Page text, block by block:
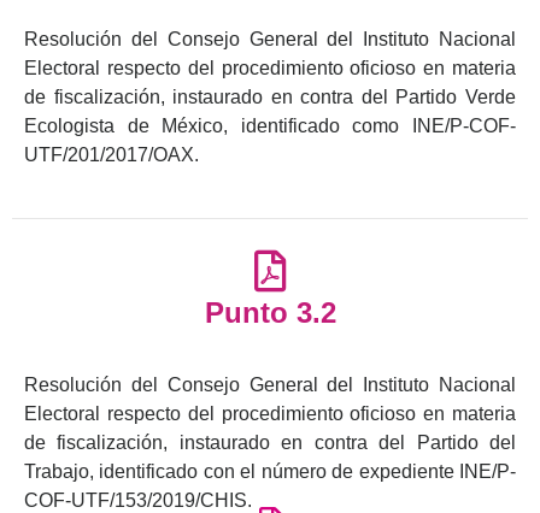
Resolución del Consejo General del Instituto Nacional
Electoral respecto del procedimiento oficioso en materia
de fiscalización, instaurado en contra del Partido Verde
Ecologista de México, identificado como INE/P-COF-
UTF/201/2017/OAX.
Punto 3.2
Resolución del Consejo General del Instituto Nacional
Electoral respecto del procedimiento oficioso en materia
de fiscalización, instaurado en contra del Partido del
Trabajo, identificado con el número de expediente INE/P-
COF-UTF/153/2019/CHIS.